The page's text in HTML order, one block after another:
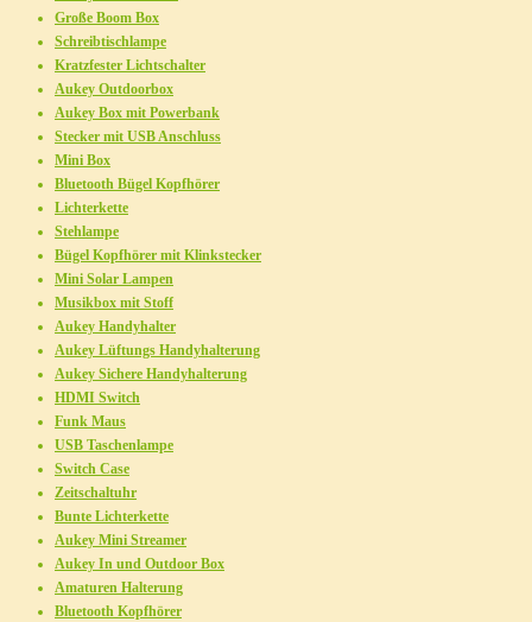
Große Boom Box
Schreibtischlampe
Kratzfester Lichtschalter
Aukey Outdoorbox
Aukey Box mit Powerbank
Stecker mit USB Anschluss
Mini Box
Bluetooth Bügel Kopfhörer
Lichterkette
Stehlampe
Bügel Kopfhörer mit Klinkstecker
Mini Solar Lampen
Musikbox mit Stoff
Aukey Handyhalter
Aukey Lüftungs Handyhalterung
Aukey Sichere Handyhalterung
HDMI Switch
Funk Maus
USB Taschenlampe
Switch Case
Zeitschaltuhr
Bunte Lichterkette
Aukey Mini Streamer
Aukey In und Outdoor Box
Amaturen Halterung
Bluetooth Kopfhörer